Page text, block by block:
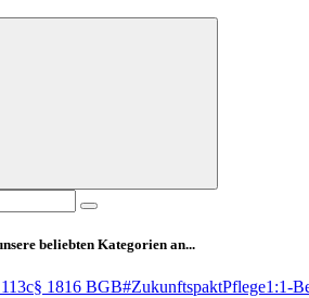
beliebten Kategorien an...
§ 1816 BGB#ZukunftspaktPflege1:1-